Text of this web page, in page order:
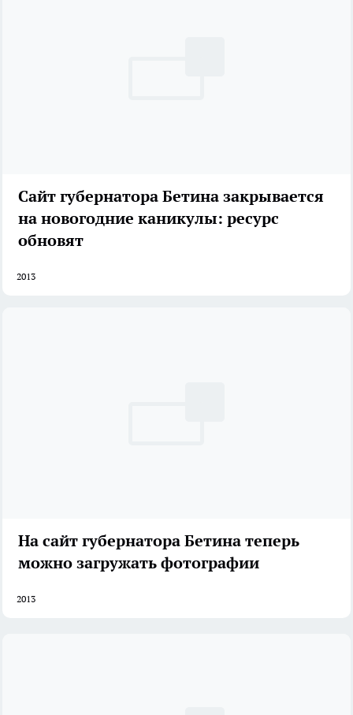
Сайт губернатора Бетина закрывается
на новогодние каникулы: ресурс
обновят
2013
На сайт губернатора Бетина теперь
можно загружать фотографии
2013